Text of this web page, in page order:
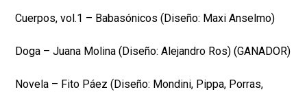
Cuerpos, vol.1 – Babasónicos (Diseño: Maxi Anselmo)
Doga – Juana Molina (Diseño: Alejandro Ros) (GANADOR)
Novela – Fito Páez (Diseño: Mondini, Pippa, Porras,